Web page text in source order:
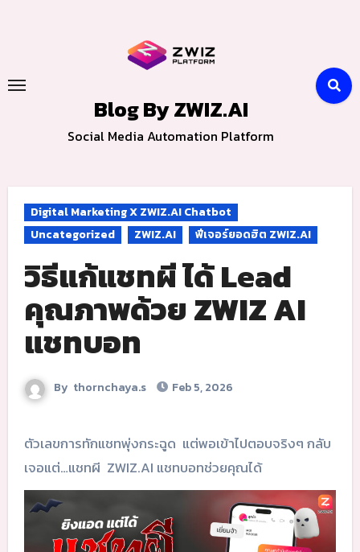
Blog By ZWIZ.AI
Social Media Automation Platform
Digital Marketing X ZWIZ.AI Chatbot
Uncategorized
ZWIZ.AI ฟีเจอร์ยอดฮิต ZWIZ.AI
วิธีแก้แชทผี ได้ Lead
คุณภาพด้วย ZWIZ AI
แชทบอท
By thornchaya.s Feb 5, 2026
ตัวเลขการทักแชทพุ่งกระฉูด แต่พอเข้าไปตอบจริงๆ กลับ
เจอแต่…แชทผี ZWIZ.AI แชทบอทช่วยคุณได้